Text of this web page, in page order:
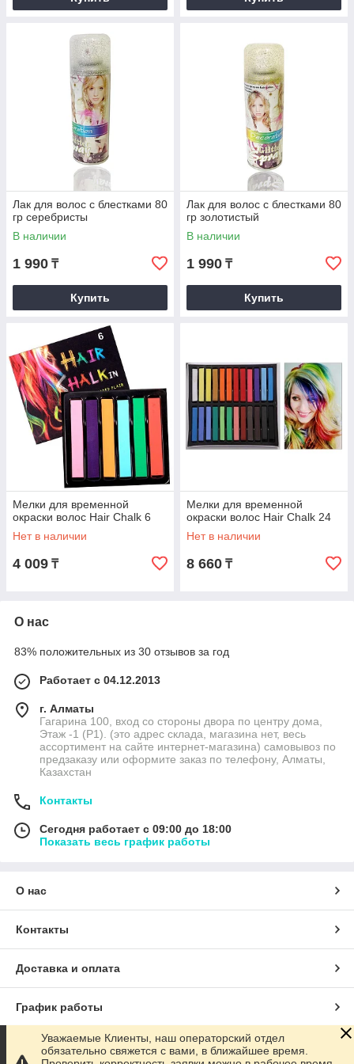
Лак для волос с блестками 80
гр серебристы
В наличии
1 990 ₸
Купить
Лак для волос с блестками 80
гр золотистый
В наличии
1 990 ₸
Купить
Мелки для временной
окраски волос Hair Chalk 6
Нет в наличии
4 009 ₸
Мелки для временной
окраски волос Hair Chalk 24
Нет в наличии
8 660 ₸
О нас
83% положительных из 30 отзывов за год
Работает с 04.12.2013
г. Алматы
Гагарина 100, вход со стороны двора по центру дома,
Этаж -1 (P1). (это адрес склада, магазина нет, весь
ассортимент на сайте интернет-магазина) самовывоз по
предзаказу или оформите заказ по телефону, Алматы,
Казахстан
Контакты
Сегодня работает с 09:00 до 18:00
Показать весь график работы
О нас
Контакты
Доставка и оплата
График работы
Полная версия сайта
Уважаемые Клиенты, наш операторский отдел
обязательно свяжется с вами, в ближайшее время.